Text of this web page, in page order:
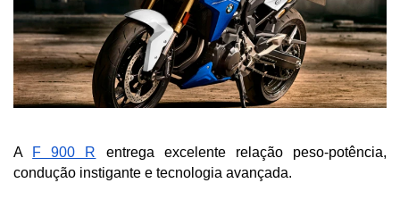
A F 900 R entrega excelente relação peso-potência,
condução instigante e tecnologia avançada.